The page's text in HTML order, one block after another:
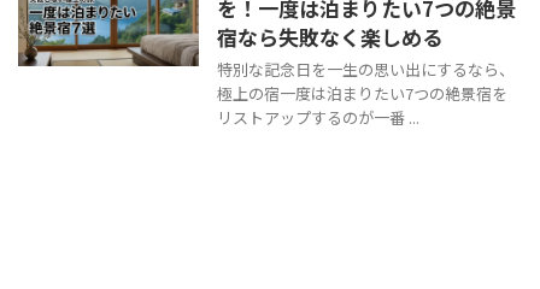
を！一度は泊まりたい7つの絶景
宿なら失敗なく楽しめる
特別な記念日を一生の思い出にするなら、
極上の宿一度は泊まりたい7つの絶景宿を
リストアップするのが一番 ...